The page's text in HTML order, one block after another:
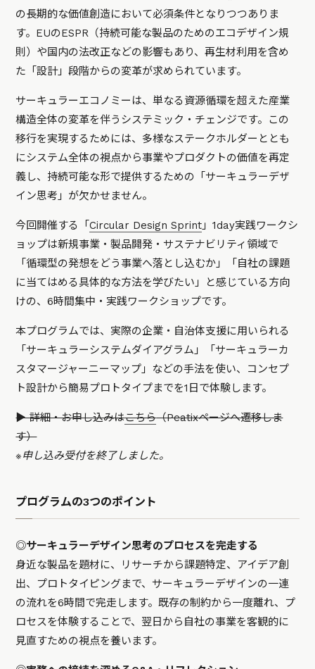
の長期的な価値創造において必須条件となりつつありま
す。EUのESPR（持続可能な製品のためのエコデザイン規
則）や国内の法改正などの影響もあり、再生材利用を含め
た「設計」段階からの変革が求められています。
サーキュラーエコノミーは、単なる資源循環を超えた産業
構造全体の変革を伴うシステミック・チェンジです。この
移行を実現するためには、多様なステークホルダーととも
にシステム全体の視点から事業やプロダクトの価値を再定
義し、持続可能な形で提供するための「サーキュラーデザ
イン思考」が欠かせません。
今回開催する「Circular Design Sprint 」1day実践ワークシ
ョップは新規事業・製品開発・サステナビリティ領域で
「循環型の発想をどう事業へ落とし込むか」「自社の課題
に当てはめる具体的な方法を学びたい」と感じている方向
けの、6時間集中・実践ワークショップです。
本プログラムでは、実際の企業・自治体支援に用いられる
「サーキュラーシステムダイアグラム」「サーキュラーカ
スタマージャーニーマップ」などの手法を使い、コンセプ
ト設計から簡易プロトタイプまでを1日で体験します。
▶︎ 詳細・お申し込みはこちら（Peatixページへ遷移しま
す）
※申し込み受付を終了しました。
プログラムの3つのポイント
◎サーキュラーデザイン思考のプロセスを完走する
身近な製品を題材に、リサーチから課題特定、アイデア創
出、プロトタイピングまで、サーキュラーデザインの一連
の流れを6時間で完走します。既存の制約から一度離れ、プ
ロセスを体験することで、翌日から自社の事業を客観的に
見直すための視点を養います。